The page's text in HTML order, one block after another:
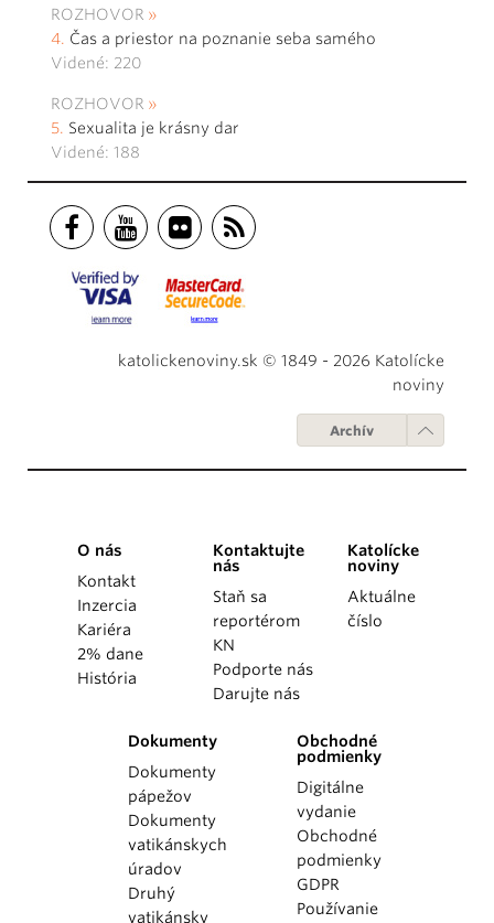
ROZHOVOR
Čas a priestor na poznanie seba samého
Videné: 220
ROZHOVOR
Sexualita je krásny dar
Videné: 188
katolickenoviny.sk © 1849 - 2026 Katolícke
noviny
Archív
O nás
Kontakt
Inzercia
Kariéra
2% dane
História
Kontaktujte
nás
Staň sa
reportérom
KN
Podporte nás
Darujte nás
Katolícke
noviny
Aktuálne
číslo
Dokumenty
Dokumenty
pápežov
Dokumenty
vatikánskych
úradov
Druhý
vatikánsky
Obchodné
podmienky
Digitálne
vydanie
Obchodné
podmienky
GDPR
Používanie